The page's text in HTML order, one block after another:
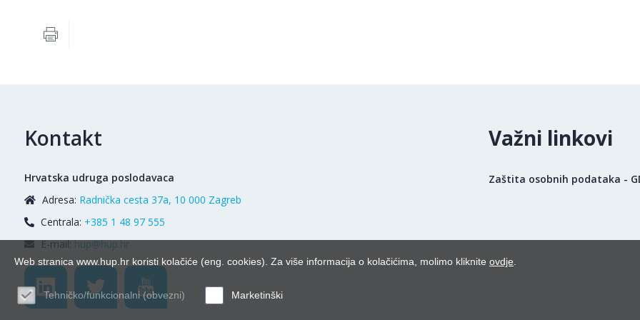
Kontakt
Hrvatska udruga poslodavaca
Adresa: Radnička cesta 37a, 10 000 Zagreb
Centrala: +385 1 48 97 555
E-mail:hup@hup.hr
Važni linkovi
Zaštita osobnih podataka -
Web stranica www.hup.hr koristi kolačiće (eng. cookies). Za više informacija o kolačićima, molimo kliknite ovdje
Tehničko/funkcionalni (obvezni) Marketinški